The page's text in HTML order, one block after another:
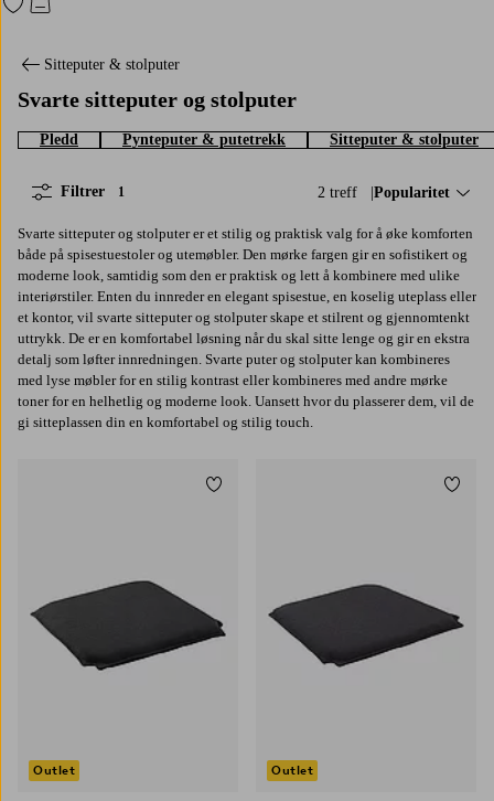
Gå til favorittmerkede produkter
Gå til handlekurven
Sitteputer & stolputer
Svarte sitteputer og stolputer
Pledd Pynteputer & putetrekk Sitteputer & stolputer
2 treff Sorter på:
Popularitet
Filtrer 1
Svarte sitteputer og stolputer er et stilig og praktisk valg for å øke komforten
både på spisestuestoler og utemøbler. Den mørke fargen gir en sofistikert og
moderne look, samtidig som den er praktisk og lett å kombinere med ulike
interiørstiler. Enten du innreder en elegant spisestue, en koselig uteplass eller
et kontor, vil svarte sitteputer og stolputer skape et stilrent og gjennomtenkt
uttrykk. De er en komfortabel løsning når du skal sitte lenge og gir en ekstra
detalj som løfter innredningen. Svarte puter og stolputer kan kombineres
med lyse møbler for en stilig kontrast eller kombineres med andre mørke
toner for en helhetlig og moderne look. Uansett hvor du plasserer dem, vil de
gi sitteplassen din en komfortabel og stilig touch.
Outlet
Legg til favoritter
Outlet
Legg